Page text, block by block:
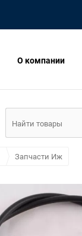
О компании
Запчасти Иж